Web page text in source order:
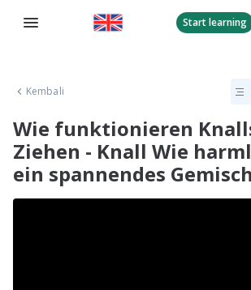
Start learning
Kembali
Wie funktionieren
Ziehen - Knall Wie
ein spannendes